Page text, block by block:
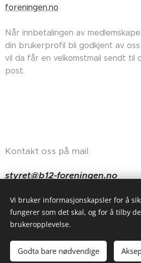
foreningen.no
Når innbetalingen av
din brukerprofil bli godkjent av oss
vil da får en velkomstmail sendt til
post.
Kontakt oss på mail:
styret@b12-foreningen.no
Haugerudveien 84, 0674 Oslo
Vi bruker informasjonskapsler for å
fungerer som det skal, og for å tilby
brukeropplevelse.
Godta bare nødvendige